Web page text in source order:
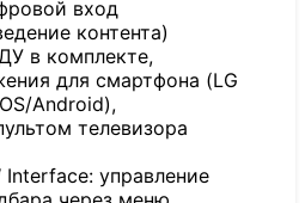
вход
контента)
в комплекте,
для смартфона (LG
Android),
телевизора
Interface: управление